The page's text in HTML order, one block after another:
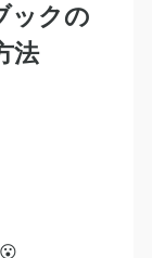
ックの
法